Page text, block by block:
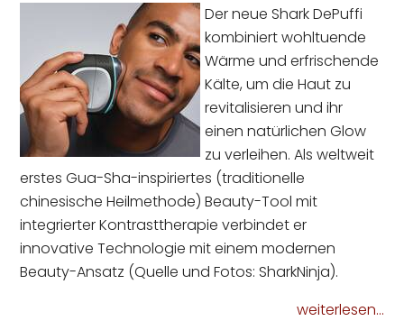
Der neue Shark DePuffi
kombiniert wohltuende
Wärme und erfrischende
Kälte, um die Haut zu
revitalisieren und ihr
einen natürlichen Glow
zu verleihen. Als weltweit
erstes Gua-Sha-inspiriertes (traditionelle
chinesische Heilmethode) Beauty-Tool mit
integrierter Kontrasttherapie verbindet er
innovative Technologie mit einem modernen
Beauty-Ansatz (Quelle und Fotos: SharkNinja).
weiterlesen...